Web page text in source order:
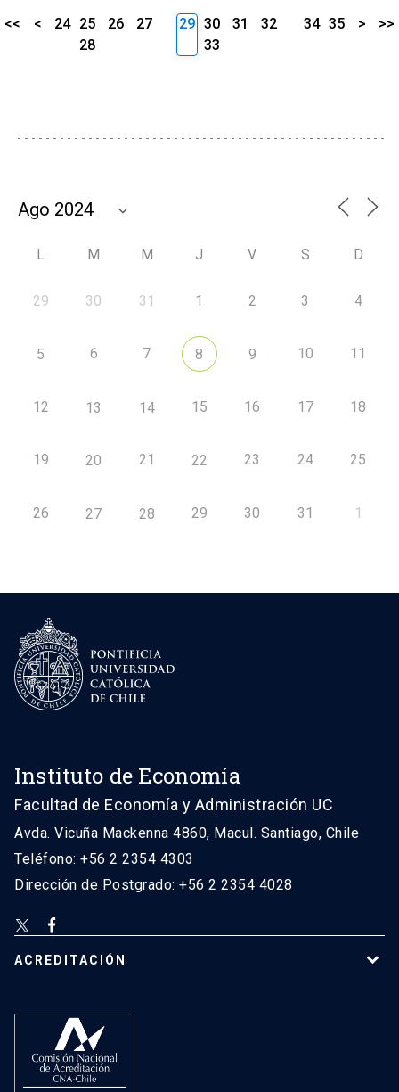
<< < 24 25 26
27
28
29 30 31
32
33
34 35 > >>
L M M J V S D
29 30 31 1 2 3 4
5 6 7 8 9 10 11
12 13 14 15 16 17 18
19 20 21 22 23 24 25
26 27 28 29 30 31 1
Instituto de Economía
Facultad de Economía y Administración UC
Avda. Vicuña Mackenna 4860, Macul. Santiago, Chile
Teléfono: +56 2 2354 4303
Dirección de Postgrado: +56 2 2354 4028
ACREDITACIÓN